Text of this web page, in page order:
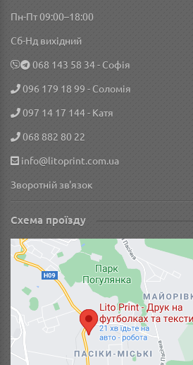
Пн-Пт 09:00–18:00
Сб-Нд вихідний
‎068 143 58 34- Софія
096 179 18 99 - Соломія
097 14 17 144- Катя
068 882 80 22
info@litoprint.com.ua
Зворотній зв'язок
Схема проїзду